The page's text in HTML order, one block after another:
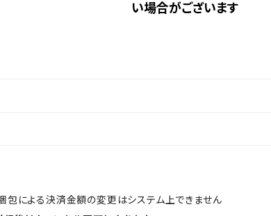
い場合がございます
包による決済金額の変更はシステム上できません